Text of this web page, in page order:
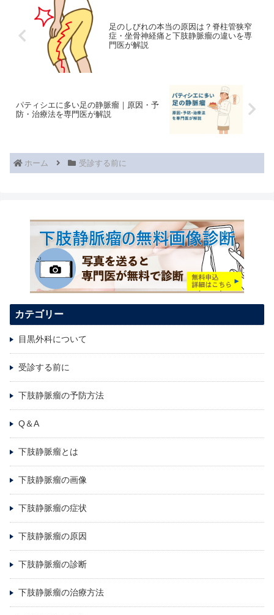
の選び方を知りたい方は必見で
足のしびれの本当の原因は？脊柱管狭窄
症・坐骨神経痛と下肢静脈瘤の違いを専
門医が解説
パティシエに多い足の静脈瘤｜原因・予
防・治療法を専門医が解説
ホーム 受診する前に
カテゴリー
目黒外科について
受診する前に
下肢静脈瘤の予防方法
Q＆A
下肢静脈瘤とは
下肢静脈瘤の画像
下肢静脈瘤の症状
下肢静脈瘤の原因
下肢静脈瘤の診断
下肢静脈瘤の治療方法